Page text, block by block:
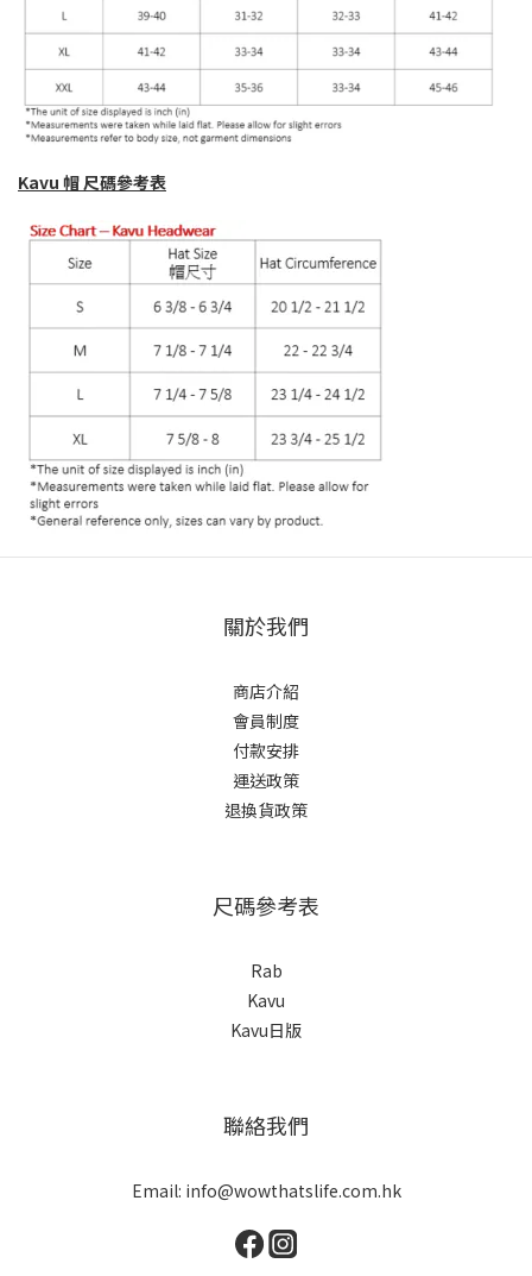
Kavu 帽 尺碼參考表
關於我們
商店介紹
會員制度
付款安排
運送政策
退換貨政策
尺碼參考表
Rab
Kavu
Kavu日版
聯絡我們
Email: info@wowthatslife.com.hk